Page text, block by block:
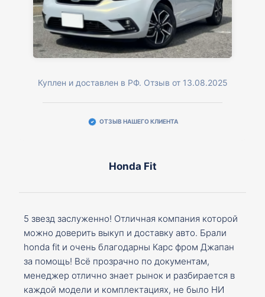
Куплен и доставлен в РФ. Отзыв от 13.08.2025
ОТЗЫВ НАШЕГО КЛИЕНТА
Honda Fit
5 звезд заслуженно! Отличная компания которой
можно доверить выкуп и доставку авто. Брали
honda fit и очень благодарны Карс фром Джапан
за помощь! Всё прозрачно по документам,
менеджер отлично знает рынок и разбирается в
каждой модели и комплектациях, не было НИ